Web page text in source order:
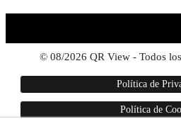
© 08/2026 QR View - Todos
Política de
Política de